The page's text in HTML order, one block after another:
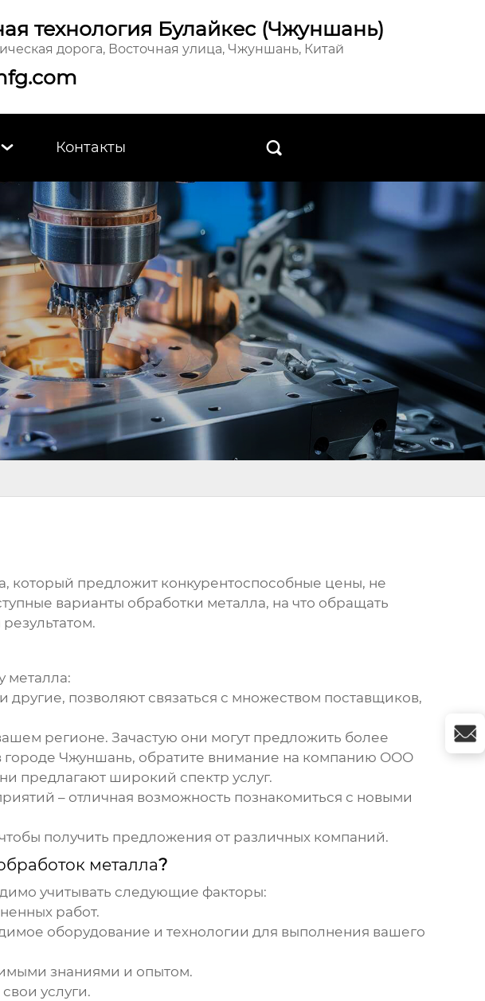
технология Булайкес (Чжуншань)
дорога, Восточная улица, Чжуншань, Китай
 Контакты 
который предложит конкурентоспособные цены, не
варианты обработки металла, на что обращать
металла:
другие, позволяют связаться с множеством поставщиков,
регионе. Зачастую они могут предложить более
городе Чжуншань, обратите внимание на компанию ООО
предлагают широкий спектр услуг.
– отличная возможность познакомиться с новыми
получить предложения от различных компаний.
металла?
учитывать следующие факторы:
работ.
оборудование и технологии для выполнения вашего
знаниями и опытом.
услуги.